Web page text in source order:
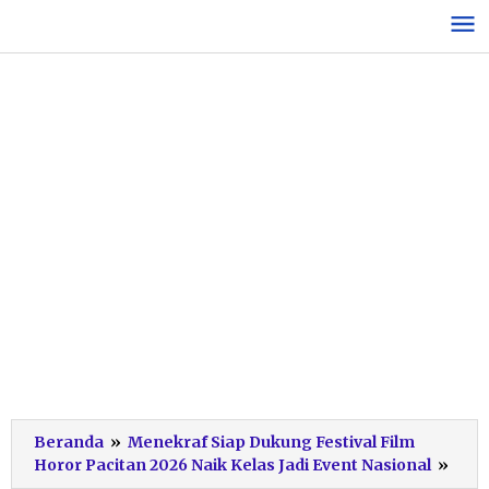
konten
Beranda » Menekraf Siap Dukung Festival Film
Horor Pacitan 2026 Naik Kelas Jadi Event Nasional »